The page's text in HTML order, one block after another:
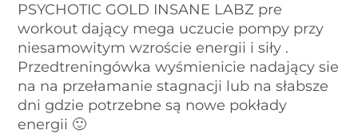
PSYCHOTIC GOLD INSANE LABZ pre
workout dający mega uczucie pompy przy
niesamowitym wzroście energii i siły .
Przedtreningówka wyśmienicie nadający sie
na na przełamanie stagnacji lub na słabsze
dni gdzie potrzebne są nowe pokłady
energii 🙂